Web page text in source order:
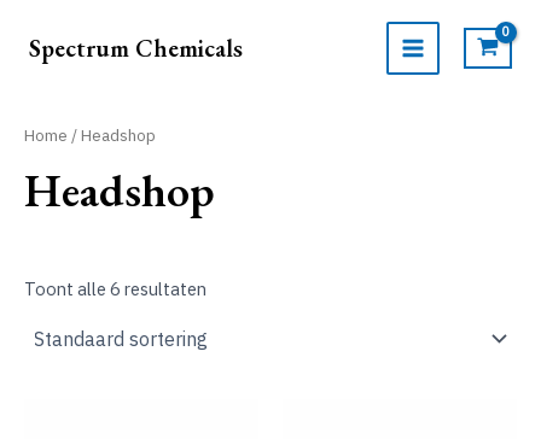
naarSpectrum Chemicals
MAIN
Home / Headshop
Headshop
Toont alle 6 resultaten